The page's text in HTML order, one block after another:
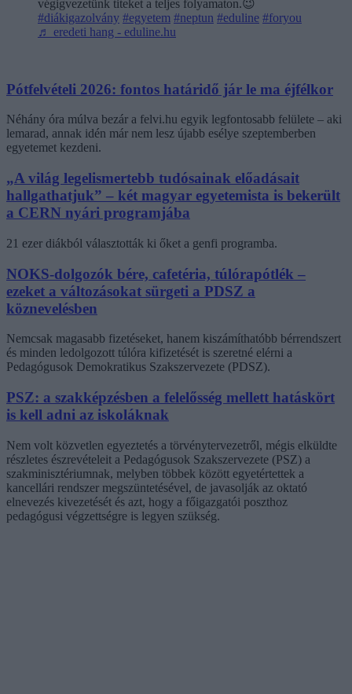
végigvezetünk titeket a teljes folyamaton.😉
#diákigazolvány #egyetem #neptun #eduline #foryou
♬ eredeti hang - eduline.hu
Pótfelvételi 2026: fontos határidő jár le ma éjfélkor
Néhány óra múlva bezár a felvi.hu egyik legfontosabb felülete – aki
lemarad, annak idén már nem lesz újabb esélye szeptemberben
egyetemet kezdeni.
„A világ legelismertebb tudósainak előadásait
hallgathatjuk” – két magyar egyetemista is bekerült
a CERN nyári programjába
21 ezer diákból választották ki őket a genfi programba.
NOKS-dolgozók bére, cafetéria, túlórapótlék –
ezeket a változásokat sürgeti a PDSZ a
köznevelésben
Nemcsak magasabb fizetéseket, hanem kiszámíthatóbb bérrendszert
és minden ledolgozott túlóra kifizetését is szeretné elérni a
Pedagógusok Demokratikus Szakszervezete (PDSZ).
PSZ: a szakképzésben a felelősség mellett hatáskört
is kell adni az iskoláknak
Nem volt közvetlen egyeztetés a törvénytervezetről, mégis elküldte
részletes észrevételeit a Pedagógusok Szakszervezete (PSZ) a
szakminisztériumnak, melyben többek között egyetértettek a
kancellári rendszer megszüntetésével, de javasolják az oktató
elnevezés kivezetését és azt, hogy a főigazgatói poszthoz
pedagógusi végzettségre is legyen szükség.